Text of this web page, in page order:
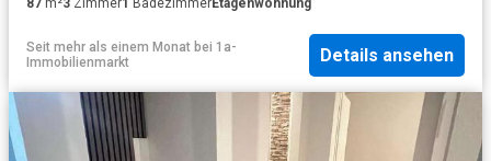
87 m²3 Zimmer1 BadezimmerEtagenwohnung
Seit mehr als einem Monat bei 1a-
Immobilienmarkt
Details ansehen